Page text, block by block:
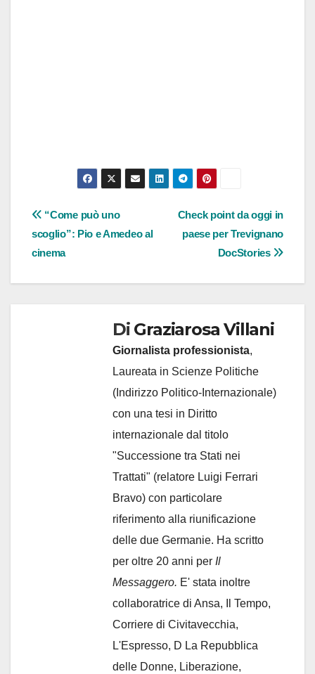
Navigazione
articoli
Check point da oggi in
paese per Trevignano
DocStories
“Come può uno
scoglio”: Pio e Amedeo al
cinema
Di Graziarosa Villani
Giornalista professionista,
Laureata in Scienze Politiche
(Indirizzo Politico-Internazionale)
con una tesi in Diritto
internazionale dal titolo
"Successione tra Stati nei
Trattati" (relatore Luigi Ferrari
Bravo) con particolare
riferimento alla riunificazione
delle due Germanie. Ha scritto
per oltre 20 anni per Il
Messaggero. E' stata inoltre
collaboratrice di Ansa, Il Tempo,
Corriere di Civitavecchia,
L'Espresso, D La Repubblica
delle Donne, Liberazione,